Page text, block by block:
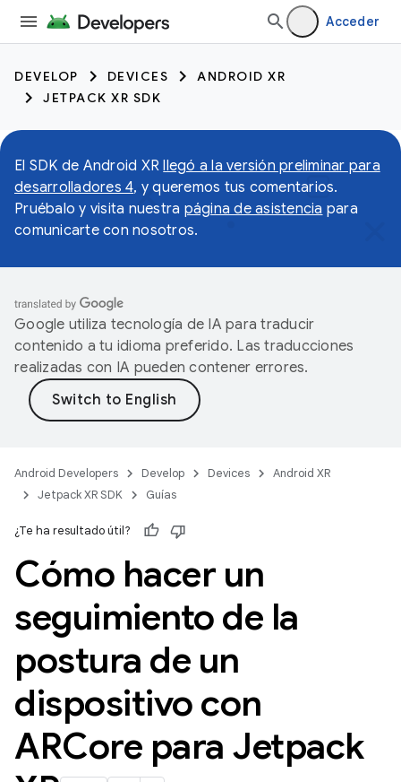
Acceder
DEVELOP DEVICES
ANDROID XR
JETPACK XR SDK
El SDK de Android XRllegó a la versión preliminar para
desarrolladores 4, y queremos tus comentarios.
Pruébalo y visita nuestra página de asistencia para
comunicarte con nosotros.
Google utiliza tecnología de IA para traducir
contenido a tu idioma preferido. Las traducciones
realizadas con IA pueden contener errores.
Android Developers Develop Devices
Android XR
Jetpack XR SDK
Guías
¿Te ha resultado útil?
Cómo hacer un
seguimiento de la
postura de un
dispositivo con
ARCore para Jetpack